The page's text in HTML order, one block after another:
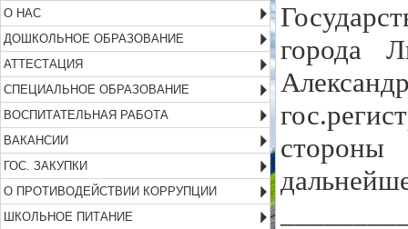
О НАС
ДОШКОЛЬНОЕ ОБРАЗОВАНИЕ
АТТЕСТАЦИЯ
СПЕЦИАЛЬНОЕ ОБРАЗОВАНИЕ
ВОСПИТАТЕЛЬНАЯ РАБОТА
ВАКАНСИИ
ГОС. ЗАКУПКИ
О ПРОТИВОДЕЙСТВИИ КОРРУПЦИИ
ШКОЛЬНОЕ ПИТАНИЕ
города
стороны